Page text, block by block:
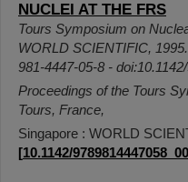
NUCLEI AT THE FRS
Tours Symposium on
WORLD SCIENTIFIC,
981-4447-05-8 -
Proceedings of the Tours
Tours, France,
Singapore : WORLD
[10.1142/